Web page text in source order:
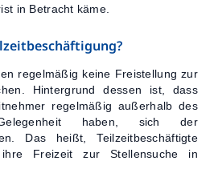
in Betracht käme.
regelmäßig keine Freistellung zur
Hintergrund dessen ist, dass
regelmäßig außerhalb des
Gelegenheit haben, sich der
Das heißt, Teilzeitbeschäftigte
ihre Freizeit zur Stellensuche in